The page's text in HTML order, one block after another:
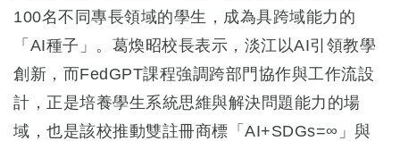
100名不同專長領域的學生，成為具跨域能力的
「AI種子」。葛煥昭校長表示，淡江以AI引領教學
創新，而FedGPT課程強調跨部門協作與工作流設
計，正是培養學生系統思維與解決問題能力的場
域，也是該校推動雙註冊商標「AI+SDGs=∞」與